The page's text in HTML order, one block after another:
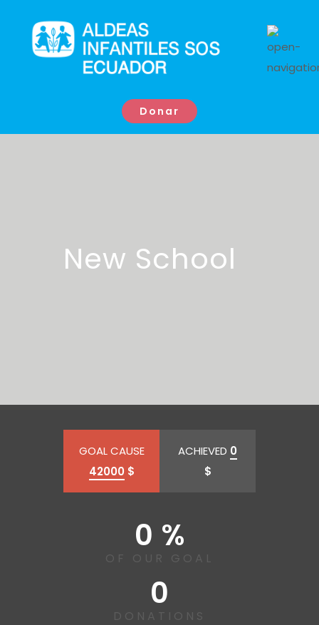
Donar
New School
GOAL CAUSE
42000 $
ACHIEVED 0
$
0 %
OF OUR GOAL
0
DONATIONS